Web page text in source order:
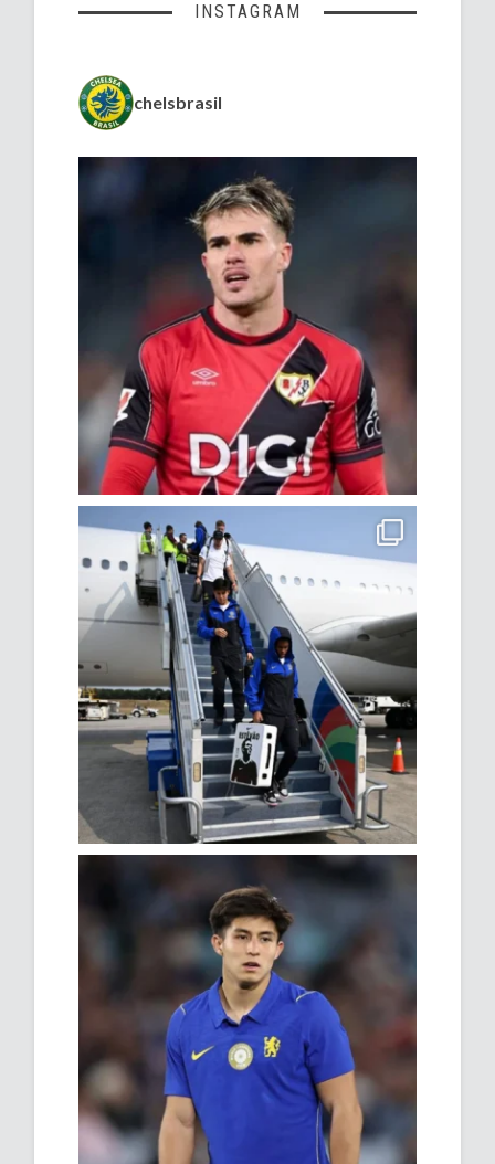
INSTAGRAM
chelsbrasil